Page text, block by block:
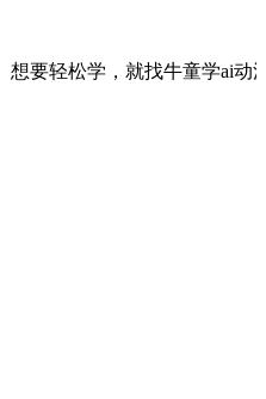
轻松学，就找牛童学ai动漫自